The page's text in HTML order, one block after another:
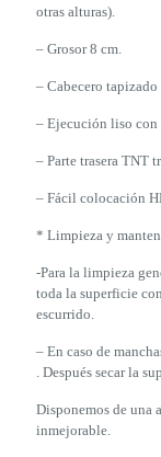
otras alturas).
– Grosor 8 cm.
– Cabecero
– Ejecución liso con
– Parte trasera TNT
– Fácil colocación
* Limpieza y
-Para la limpieza
toda la superficie
escurrido.
– En caso de
. Después secar la
Disponemos de una
inmejorable.